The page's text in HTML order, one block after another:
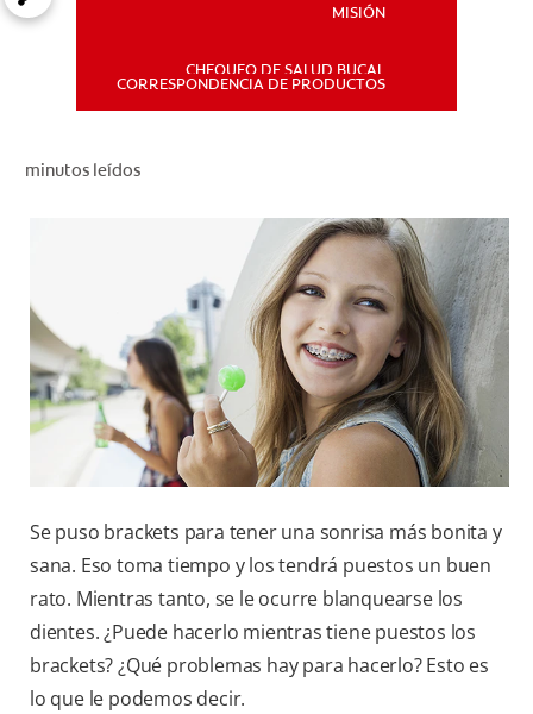
PROMOCIONES
CR (ES)
SUSCRÍBASE
MISIÓN
CHEQUEO DE SALUD BUCAL
CORRESPONDENCIA DE PRODUCTOS
minutos leídos
Se puso brackets para tener una sonrisa más bonita y
sana. Eso toma tiempo y los tendrá puestos un buen
rato. Mientras tanto, se le ocurre blanquearse los
dientes. ¿Puede hacerlo mientras tiene puestos los
brackets? ¿Qué problemas hay para hacerlo? Esto es
lo que le podemos decir.